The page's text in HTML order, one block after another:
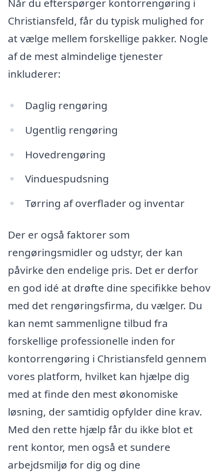
Når du efterspørger kontorrengøring i
Christiansfeld, får du typisk mulighed for
at vælge mellem forskellige pakker. Nogle
af de mest almindelige tjenester
inkluderer:
Daglig rengøring
Ugentlig rengøring
Hovedrengøring
Vinduespudsning
Tørring af overflader og inventar
Der er også faktorer som
rengøringsmidler og udstyr, der kan
påvirke den endelige pris. Det er derfor
en god idé at drøfte dine specifikke behov
med det rengøringsfirma, du vælger. Du
kan nemt sammenligne tilbud fra
forskellige professionelle inden for
kontorrengøring i Christiansfeld gennem
vores platform, hvilket kan hjælpe dig
med at finde den mest økonomiske
løsning, der samtidig opfylder dine krav.
Med den rette hjælp får du ikke blot et
rent kontor, men også et sundere
arbejdsmiljø for dig og dine